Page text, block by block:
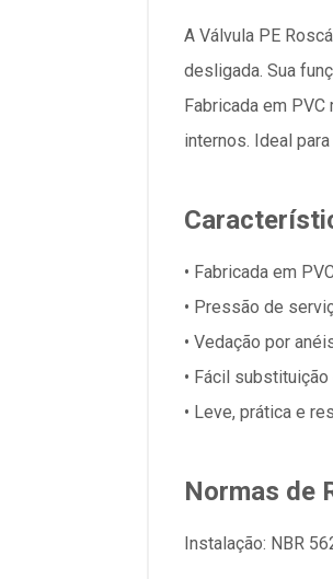
A Válvula PE
desligada. Sua
Fabricada em
internos. Ideal
• Fabricada em
• Pressão de
• Vedação por
• Fácil
• Leve, prática e
Normas de
Instalação: NBR